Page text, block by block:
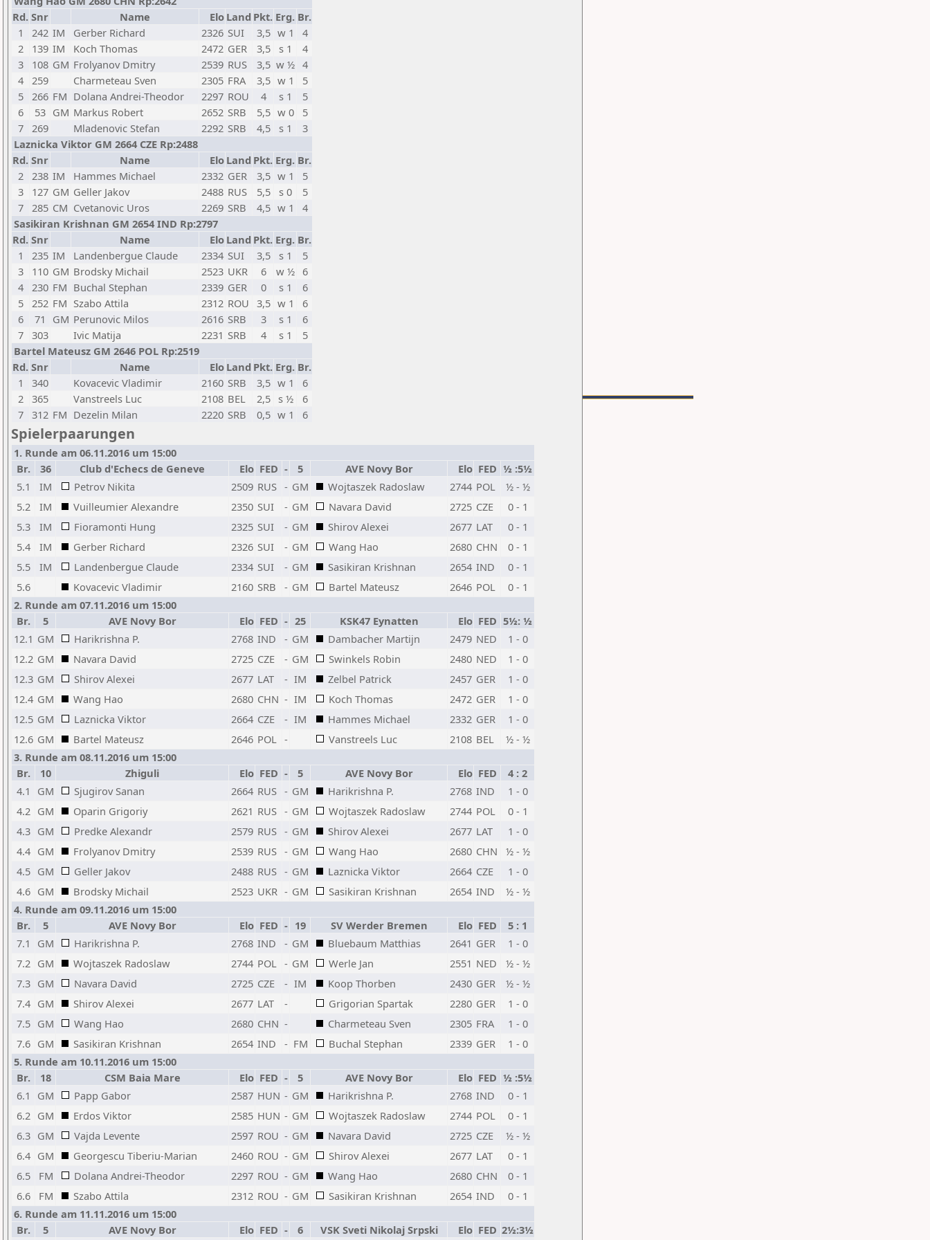
Rd. Snr Name Elo Land Pkt. Erg. Br.
1
242 IM Gerber Richard 2326 SUI 3,5 w 1
4
2
139 IM Koch Thomas 2472 GER 3,5 s 1
4
3
108 GM Frolyanov Dmitry 2539 RUS 3,5 w ½ 4
4 259 Charmeteau Sven 2305 FRA 3,5 w 1
5
5 266 FM Dolana Andrei-Theodor 2297 ROU 4 s 1
5
6
53 GM Markus Robert 2652 SRB 5,5 w 0
5
7 269 Mladenovic Stefan 2292 SRB 4,5 s 1
3
Laznicka Viktor GM 2664 CZE Rp:2488
Rd. Snr Name Elo Land Pkt. Erg. Br.
2 238 IM Hammes Michael 2332 GER 3,5 w 1
5
3
127 GM Geller Jakov 2488 RUS 5,5 s 0
5
7 285 CM Cvetanovic Uros 2269 SRB 4,5 w 1
4
Sasikiran Krishnan GM 2654 IND Rp:2797
Rd. Snr Name Elo Land Pkt. Erg. Br.
1
235 IM Landenbergue Claude 2334 SUI 3,5 s 1
5
3
110 GM Brodsky Michail 2523 UKR 6 w ½ 6
4 230 FM Buchal Stephan 2339 GER 0 s 1
6
5 252 FM Szabo Attila 2312 ROU 3,5 w 1
6
6
71 GM Perunovic Milos 2616 SRB 3 s 1
6
7 303 Ivic Matija 2231 SRB 4 s 1
5
Bartel Mateusz GM 2646 POL Rp:2519
Rd. Snr Name Elo Land Pkt. Erg. Br.
1
340 Kovacevic Vladimir 2160 SRB 3,5 w 1
6
2 365 Vanstreels Luc 2108 BEL 2,5 s ½
6
7 312 FM Dezelin Milan 2220 SRB 0,5 w 1 6
Spielerpaarungen
1. Runde am 06.11.2016 um 15:00
Br.
36 Club d'Echecs de Geneve Elo FED - 5 AVE Novy Bor Elo FED ½ :5½
5.1
IM Petrov Nikita 2509 RUS - GM Wojtaszek Radoslaw 2744 POL
½ - ½
5.2
IM Vuilleumier Alexandre 2350 SUI - GM Navara David 2725 CZE
0 - 1
5.3
IM Fioramonti Hung 2325 SUI - GM Shirov Alexei 2677 LAT
0 - 1
5.4
IM Gerber Richard 2326 SUI - GM Wang Hao 2680 CHN
0 - 1
5.5
IM Landenbergue Claude 2334 SUI - GM Sasikiran Krishnan 2654 IND
0 - 1
5.6
Kovacevic Vladimir 2160 SRB - GM Bartel Mateusz 2646 POL
0 - 1
2. Runde am 07.11.2016 um 15:00
Br.
5 AVE Novy Bor Elo FED - 25 KSK47 Eynatten Elo FED 5½: ½
12.1 GM Harikrishna P. 2768 IND - GM Dambacher Martijn 2479 NED
1 - 0
12.2 GM Navara David 2725 CZE - GM Swinkels Robin 2480 NED
1 - 0
12.3 GM Shirov Alexei 2677 LAT - IM Zelbel Patrick 2457 GER
1 - 0
12.4 GM Wang Hao 2680 CHN - IM Koch Thomas 2472 GER
1 - 0
12.5 GM Laznicka Viktor 2664 CZE - IM Hammes Michael 2332 GER
1 - 0
12.6 GM Bartel Mateusz 2646 POL - Vanstreels Luc 2108 BEL
½ - ½
3. Runde am 08.11.2016 um 15:00
Br.
10 Zhiguli Elo FED - 5 AVE Novy Bor Elo FED
4 : 2
4.1
GM Sjugirov Sanan 2664 RUS - GM Harikrishna P. 2768 IND
1 - 0
4.2 GM Oparin Grigoriy 2621 RUS - GM Wojtaszek Radoslaw 2744 POL
0 - 1
4.3 GM Predke Alexandr 2579 RUS - GM Shirov Alexei 2677 LAT
1 - 0
4.4 GM Frolyanov Dmitry 2539 RUS - GM Wang Hao 2680 CHN
½ - ½
4.5 GM Geller Jakov 2488 RUS - GM Laznicka Viktor 2664 CZE
1 - 0
4.6 GM Brodsky Michail 2523 UKR - GM Sasikiran Krishnan 2654 IND
½ - ½
4. Runde am 09.11.2016 um 15:00
Br.
5 AVE Novy Bor Elo FED - 19 SV Werder Bremen Elo FED
5 : 1
7.1
GM Harikrishna P. 2768 IND - GM Bluebaum Matthias 2641 GER
1 - 0
7.2 GM Wojtaszek Radoslaw 2744 POL - GM Werle Jan 2551 NED
½ - ½
7.3 GM Navara David 2725 CZE - IM Koop Thorben 2430 GER
½ - ½
7.4 GM Shirov Alexei 2677 LAT - Grigorian Spartak 2280 GER
1 - 0
7.5 GM Wang Hao 2680 CHN - Charmeteau Sven 2305 FRA
1 - 0
7.6 GM Sasikiran Krishnan 2654 IND - FM Buchal Stephan 2339 GER
1 - 0
5. Runde am 10.11.2016 um 15:00
Br.
18 CSM Baia Mare Elo FED - 5 AVE Novy Bor Elo FED ½ :5½
6.1
GM Papp Gabor 2587 HUN - GM Harikrishna P. 2768 IND
0 - 1
6.2 GM Erdos Viktor 2585 HUN - GM Wojtaszek Radoslaw 2744 POL
0 - 1
6.3 GM Vajda Levente 2597 ROU - GM Navara David 2725 CZE
½ - ½
6.4 GM Georgescu Tiberiu-Marian 2460 ROU - GM Shirov Alexei 2677 LAT
0 - 1
6.5
FM Dolana Andrei-Theodor 2297 ROU - GM Wang Hao 2680 CHN
0 - 1
6.6
FM Szabo Attila 2312 ROU - GM Sasikiran Krishnan 2654 IND
0 - 1
6. Runde am 11.11.2016 um 15:00
Br.
5 AVE Novy Bor Elo FED - 6 VSK Sveti Nikolaj Srpski Elo FED 2½:3½